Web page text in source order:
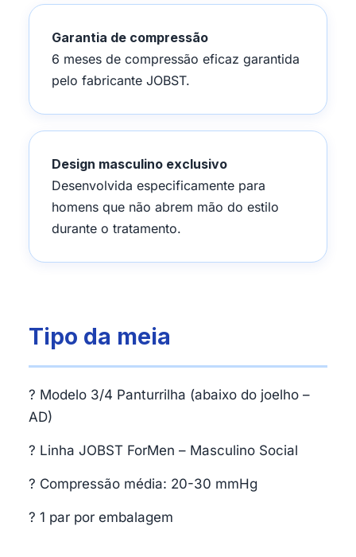
Garantia de compressão
6 meses de compressão eficaz garantida
pelo fabricante JOBST.
Design masculino exclusivo
Desenvolvida especificamente para
homens que não abrem mão do estilo
durante o tratamento.
Tipo da meia
? Modelo 3/4 Panturrilha (abaixo do joelho –
AD)
? Linha JOBST ForMen – Masculino Social
? Compressão média: 20-30 mmHg
? 1 par por embalagem